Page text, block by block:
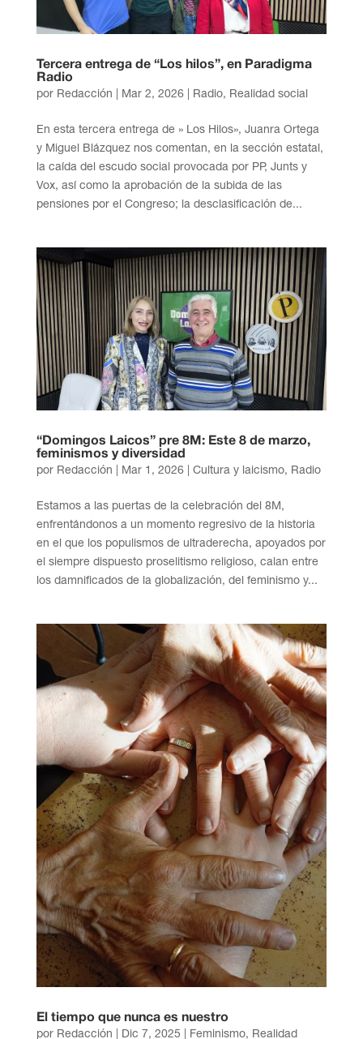
Tercera entrega de “Los hilos”, en Paradigma
Radio
por Redacción Mar 2, 2026| Radio, Realidad social
En esta tercera entrega de » Los Hilos», Juanra Ortega
y Miguel Blázquez nos comentan, en la sección estatal,
la caída del escudo social provocada por PP, Junts y
Vox, así como la aprobación de la subida de las
pensiones por el Congreso; la desclasificación de...
“Domingos Laicos” pre 8M: Este 8 de marzo,
feminismos y diversidad
por Redacción Mar 1, 2026| Cultura y laicismo, Radio
Estamos a las puertas de la celebración del 8M,
enfrentándonos a un momento regresivo de la historia
en el que los populismos de ultraderecha, apoyados por
el siempre dispuesto proselitismo religioso, calan entre
los damnificados de la globalización, del feminismo y...
El tiempo que nunca es nuestro
por Redacción Dic 7, 2025 Feminismo, Realidad